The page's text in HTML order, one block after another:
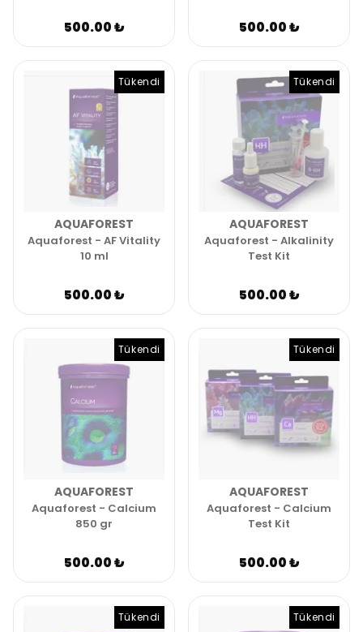
500.00 ₺ 500.00 ₺
Tükendi
AQUAFOREST
Aquaforest - AF Vitality
10 ml
500.00 ₺
Tükendi
AQUAFOREST
Aquaforest - Alkalinity
Test Kit
500.00 ₺
Tükendi
AQUAFOREST
Aquaforest - Calcium
850 gr
500.00 ₺
Tükendi
AQUAFOREST
Aquaforest - Calcium
Test Kit
500.00 ₺
Tükendi Tükendi